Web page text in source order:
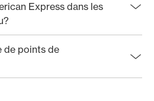
Express dans les
de points de